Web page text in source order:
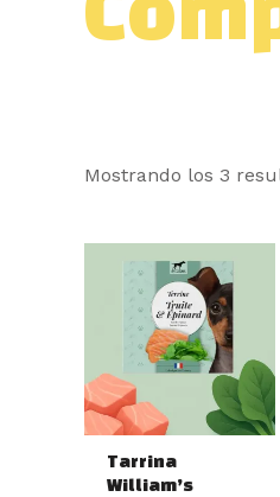
Mostrando los 3
Tarrina
William’s